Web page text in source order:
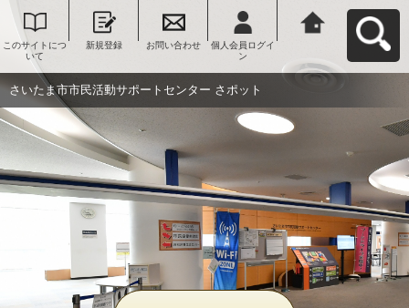
このサイトにつ
いて
新規登録 お問い合わせ
個人会員ログイ
ン
ンター さポット
へ戻る
さいたま市市民活動サポートセンター さポット